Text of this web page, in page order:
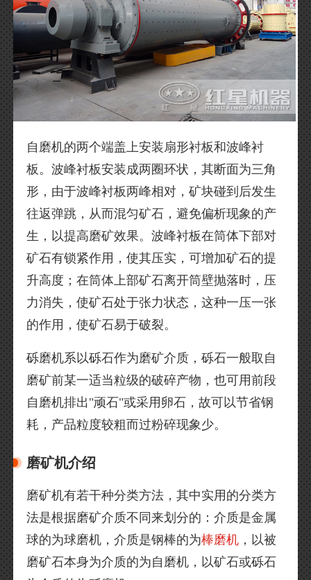
自磨机的两个端盖上安装扇形衬板和波峰衬
板。波峰衬板安装成两圈环状，其断面为三角
形，由于波峰衬板两峰相对，矿块碰到后发生
往返弹跳，从而混匀矿石，避免偏析现象的产
生，以提高磨矿效果。波峰衬板在筒体下部对
矿石有锁紧作用，使其压实，可增加矿石的提
升高度；在筒体上部矿石离开筒壁抛落时，压
力消失，使矿石处于张力状态，这种一压一张
的作用，使矿石易于破裂。
砾磨机系以砾石作为磨矿介质，砾石一般取自
磨矿前某一适当粒级的破碎产物，也可用前段
自磨机排出"顽石"或采用卵石，故可以节省钢
耗，产品粒度较粗而过粉碎现象少。
磨矿机介绍
磨矿机有若干种分类方法，其中实用的分类方
法是根据磨矿介质不同来划分的：介质是金属
球的为球磨机，介质是钢棒的为棒磨机 ，以被
磨矿石本身为介质的为自磨机，以矿石或砾石